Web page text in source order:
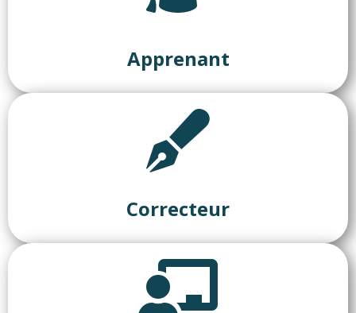
Apprenant
Correcteur